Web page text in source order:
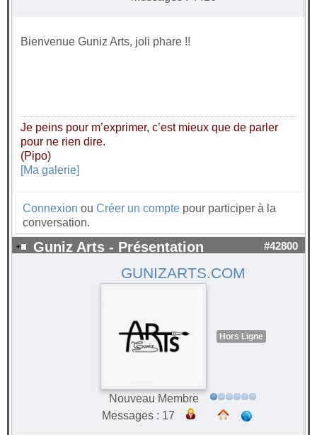
Bienvenue Guniz Arts, joli phare !!
Je peins pour m’exprimer, c’est mieux que de parler
pour ne rien dire.
(Pipo)
[Ma galerie]
Connexion ou Créer un compte pour participer à la
conversation.
Guniz Arts - Présentation #42800
GUNIZARTS.COM
Hors Ligne
Nouveau Membre
Messages : 17